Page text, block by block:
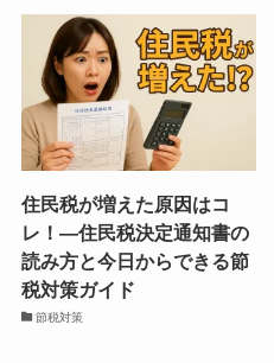
住民税が増えた原因はコ
レ！―住民税決定通知書の
読み方と今日からできる節
税対策ガイド
節税対策